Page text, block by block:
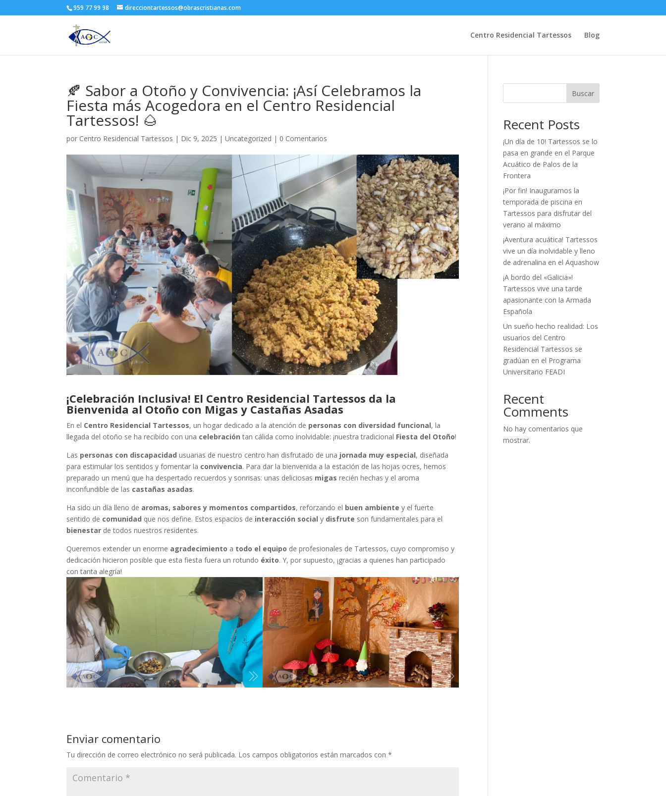
959 77 99 98 direcciontartessos@obrascristianas.com
Centro Residencial Tartessos Blog
🍂 Sabor a Otoño y Convivencia: ¡Así Celebramos la
Fiesta más Acogedora en el Centro Residencial
Tartessos! 🌰
por Centro Residencial Tartessos | Dic 9, 2025 |Uncategorized | 0 Comentarios
¡Celebración Inclusiva! El Centro Residencial Tartessos da la
Bienvenida al Otoño con Migas y Castañas Asadas
En el Centro Residencial Tartessos, un hogar dedicado a la atención de personas con diversidad funcional, la
llegada del otoño se ha recibido con una celebración tan cálida como inolvidable: ¡nuestra tradicional Fiesta del Otoño!
Las personas con discapacidad usuarias de nuestro centro han disfrutado de una jornada muy especial, diseñada
para estimular los sentidos y fomentar la convivencia. Para dar la bienvenida a la estación de las hojas ocres, hemos
preparado un menú que ha despertado recuerdos y sonrisas: unas deliciosas migas recién hechas y el aroma
inconfundible de las castañas asadas.
Ha sido un día lleno de aromas, sabores y momentos compartidos, reforzando el buen ambiente y el fuerte
sentido de comunidad que nos define. Estos espacios de interacción social y disfrute son fundamentales para el
bienestar de todos nuestros residentes.
Queremos extender un enorme agradecimiento a todo el equipo de profesionales de Tartessos, cuyo compromiso y
dedicación hicieron posible que esta fiesta fuera un rotundo éxito. Y, por supuesto, ¡gracias a quienes han participado
con tanta alegría!
Enviar comentario
Tu dirección de correo electrónico no será publicada. Los campos obligatorios están marcados con*
Buscar
Recent Posts
¡Un día de 10! Tartessos se lo
pasa en grande en el Parque
Acuático de Palos de la
Frontera
¡Por fin! Inauguramos la
temporada de piscina en
Tartessos para disfrutar del
verano al máximo
¡Aventura acuática! Tartessos
vive un día inolvidable y lleno
de adrenalina en el Aquashow
¡A bordo del «Galicia»!
Tartessos vive una tarde
apasionante con la Armada
Española
Un sueño hecho realidad: Los
usuarios del Centro
Residencial Tartessos se
gradúan en el Programa
Universitario FEADI
Recent
Comments
No hay comentarios que
mostrar.